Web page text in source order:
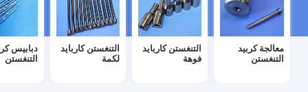
معالجة كربيد
التنغستن
التنغستن كاربايد
فوهة
التنغستن كاربايد
لكمة
دبابيس
التنغستن